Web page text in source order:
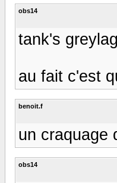
obs14
tank's
au fait c'est
benoit.f
un craquage
obs14